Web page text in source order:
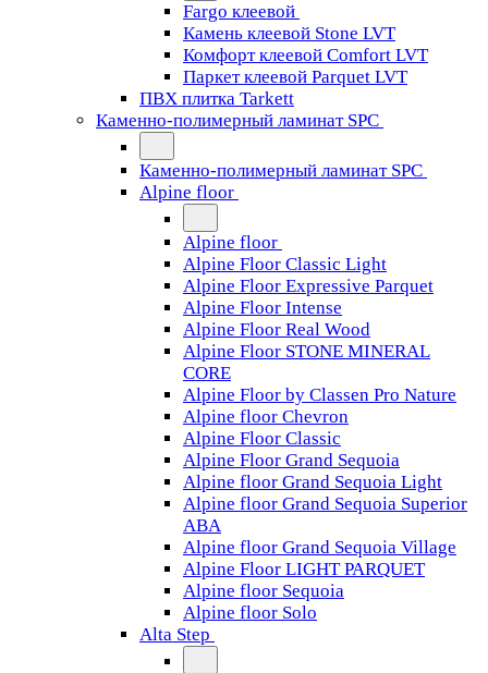
Fargo клеевой
Камень клеевой Stone LVT
Комфорт клеевой Comfort LVT
Паркет клеевой Parquet LVT
ПВХ плитка Tarkett
Каменно-полимерный ламинат SPC
Каменно-полимерный ламинат SPC
Alpine floor
Alpine floor
Alpine Floor Classic Light
Alpine Floor Expressive Parquet
Alpine Floor Intense
Alpine Floor Real Wood
Alpine Floor STONE MINERAL
CORE
Alpine Floor by Classen Pro Nature
Alpine floor Chevron
Alpine Floor Classic
Alpine Floor Grand Sequoia
Alpine floor Grand Sequoia Light
Alpine floor Grand Sequoia Superior
ABA
Alpine floor Grand Sequoia Village
Alpine Floor LIGHT PARQUET
Alpine floor Sequoia
Alpine floor Solo
Alta Step